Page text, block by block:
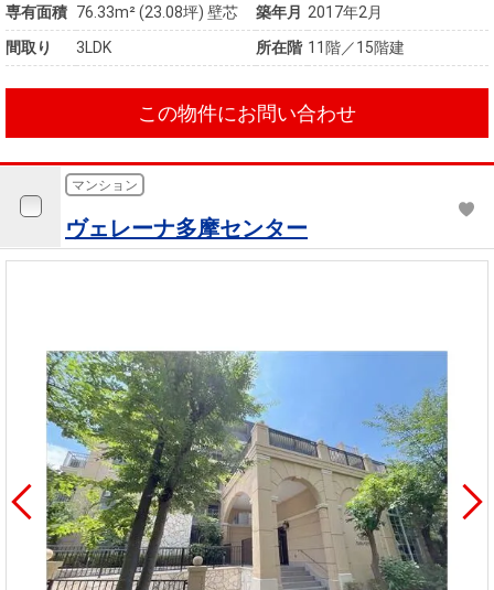
専有面積 76.33m²(23.08坪) 壁芯 築年月 2017年2月
間取り
3LDK 所在階 11階／15階建
この物件にお問い合わせ
マンション
ヴェレーナ多摩センター